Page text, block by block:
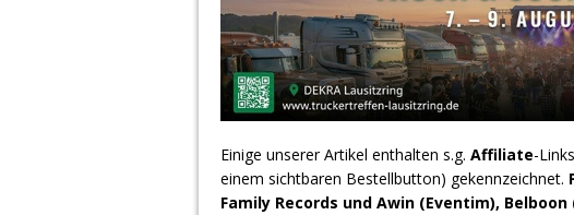
Einige unserer Artikel enthalten s.g. Affiliate-
einem sichtbaren Bestellbutton) gekennzeichnet.
Family Records und Awin (Eventim),